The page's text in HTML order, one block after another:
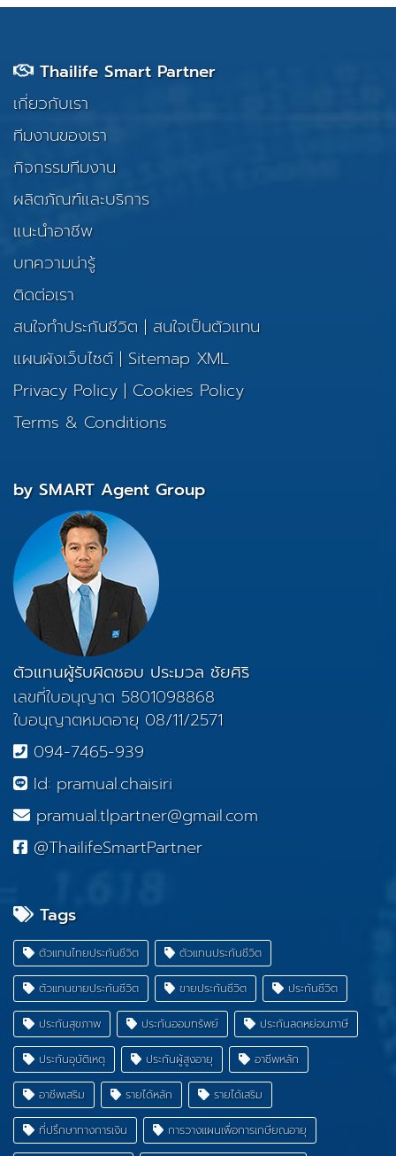
Thailife Smart Partner
เกี่ยวกับเรา
ทีมงานของเรา
กิจกรรมทีมงาน
ผลิตภัณฑ์และบริการ
แนะนำอาชีพ
บทความน่ารู้
ติดต่อเรา
สนใจทำประกันชีวิต | สนใจเป็นตัวแทน
แผนผังเว็บไซต์| Sitemap XML
Privacy Policy | Cookies Policy
Terms & Conditions
by SMART Agent Group
ตัวแทนผู้รับผิดชอบ ประมวล ชัยศิริ
เลขที่ใบอนุญาต 5801098868
ใบอนุญาตหมดอายุ 08/11/2571
094-7465-939
Id: pramual.chaisiri
pramual.tlpartner@gmail.com
@ThailifeSmartPartner
Tags
ตัวแทนไทยประกันชีวิต ตัวแทนประกันชีวิต
ตัวแทนขายประกันชีวิต ขายประกันชีวิต ประกันชีวิต
ประกันสุขภาพ ประกันออมทรัพย์ ประกันลดหย่อนภาษี
ประกันอุบัติเหตุ ประกันผู้สูงอายุ อาชีพหลัก
อาชีพเสริม รายได้หลัก รายได้เสริม
ที่ปรึกษาทางการเงิน การวางแผนเพื่อการเกษียณอายุ